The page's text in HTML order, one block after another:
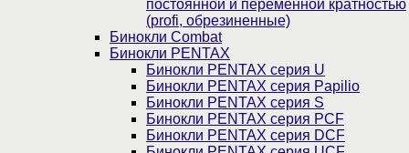
постоянной и переменной кратностью
(profi, обрезиненные)
Бинокли Combat
Бинокли PENTAX
Бинокли PENTAX серия U
Бинокли PENTAX серия Papilio
Бинокли PENTAX серия S
Бинокли PENTAX серия PCF
Бинокли PENTAX серия DCF